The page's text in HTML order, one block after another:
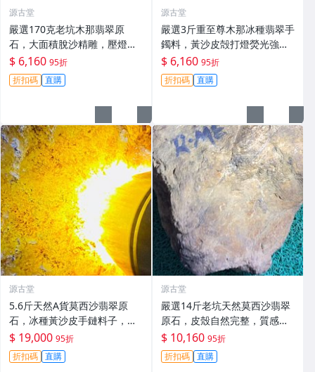
源古堂
嚴選170克老坑木那翡翠原
石，大面積脫沙精雕，壓燈通
透無雜質，油性佳冰種特級，
適合收藏與鑽刻#翡翠 #老坑玉
#冰種翡翠
$ 6,160 95折
折扣碼 直購
源古堂
嚴選3斤重至尊木那冰種翡翠手
鐲料，黃沙皮殻打燈熒光強
烈，水頭極佳，種水化開石型
規整，皮殼完整無損。適合做
手鐲、掛件或雕刻，保留原礦
$ 6,160 95折
折扣碼 直購
源古堂
5.6斤天然A貨莫西沙翡翠原
石，冰種黃沙皮手鏈料子，水
頭佳適合打造掛件或手鏈 莫西
沙 手鏈 料子
$ 19,000 95折
折扣碼 直購
源古堂
嚴選14斤老坑天然莫西沙翡翠
原石，皮殼自然完整，質感
佳，狀態上乘，適合打造手鍊
或精品收藏 A貨翡翠 翡翠原石
天然料型
$ 10,160 95折
折扣碼 直購